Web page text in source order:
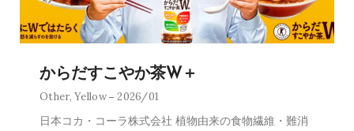
からだすこやか茶W＋
Other,Yellow 2026/01
日本コカ・コーラ株式会社 植物由来の食物繊維・難消